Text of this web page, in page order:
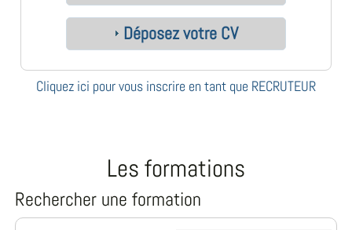
Déposez votre CV
Cliquez ici pour vous inscrire en tant que RECRUTEUR
Les formations
Rechercher une formation